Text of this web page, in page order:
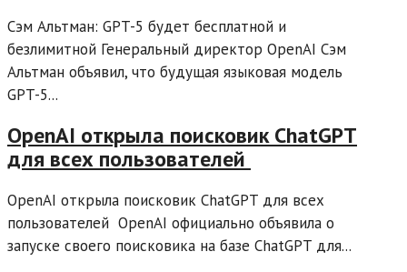
Сэм Альтман: GPT-5 будет бесплатной и
безлимитной Генеральный директор OpenAI Сэм
Альтман объявил, что будущая языковая модель
GPT-5...
OpenAI открыла поисковик ChatGPT
для всех пользователей
OpenAI открыла поисковик ChatGPT для всех
пользователей OpenAI официально объявила о
запуске своего поисковика на базе ChatGPT для...